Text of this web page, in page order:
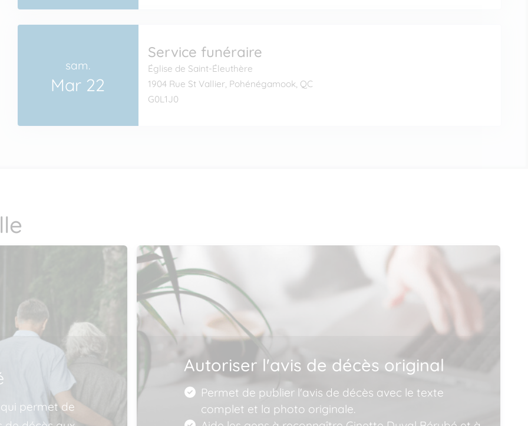
sam.
Mar 22
Service funéraire
Église de Saint-Éleuthère
1904 Rue St Vallier, Pohénégamook, QC
G0L1J0
permet de
Autoriser l'avis de décès original
Permet de publier l'avis de décès avec le texte
complet et la photo originale.